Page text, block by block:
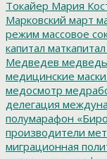
Токайер Мария
Марковский март
режим массовое
капитал маткапитал
Медведев медведь
медицинские маски
медосмотр
делегация
полумарафон
производители
миграционная